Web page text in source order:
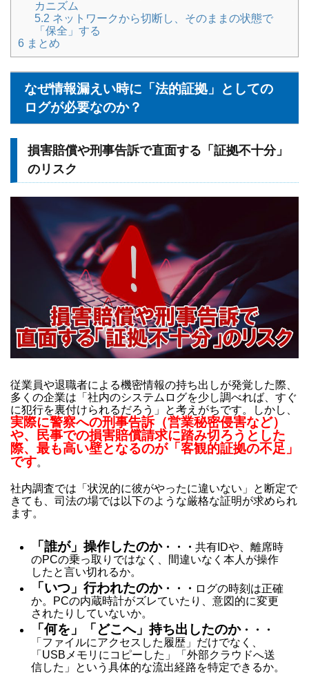
カニズム
5.2 ネットワークから切断し、そのままの状態で
「保全」する
6 まとめ
なぜ情報漏えい時に「法的証拠」としての
ログが必要なのか？
損害賠償や刑事告訴で直面する「証拠不十分」
のリスク
従業員や退職者による機密情報の持ち出しが発覚した際、
多くの企業は「社内のシステムログを少し調べれば、すぐ
に犯行を裏付けられるだろう」と考えがちです。しかし、
実際に警察への刑事告訴（営業秘密侵害など）
や、民事での損害賠償請求に踏み切ろうとした
際、最も高い壁となるのが「客観的証拠の不足」
です。
社内調査では「状況的に彼がやったに違いない」と断定で
きても、司法の場では以下のような厳格な証明が求められ
ます。
「誰が」操作したのか・・・ 共有IDや、離席時
のPCの乗っ取りではなく、間違いなく本人が操作
したと言い切れるか。
「いつ」行われたのか・・・ ログの時刻は正確
か。PCの内蔵時計がズレていたり、意図的に変更
されたりしていないか。
「何を」「どこへ」持ち出したのか・・・
「ファイルにアクセスした履歴」だけでなく、
「USBメモリにコピーした」「外部クラウドへ送
信した」という具体的な流出経路を特定できるか。